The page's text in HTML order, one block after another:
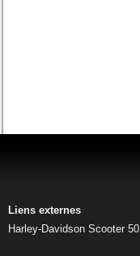
Liens externes
Harley-Davidson Scooter 50